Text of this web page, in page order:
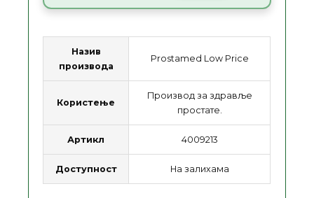
Назив
производа
Prostamed Low Price
Користење
Производ за здравље
простате.
Артикл 4009213
Доступност На залихама